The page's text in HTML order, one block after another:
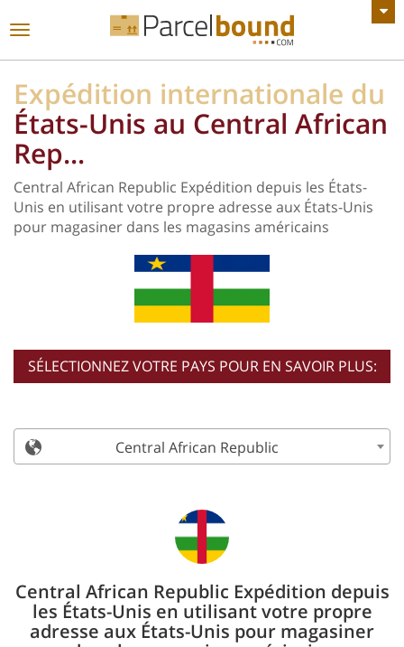
VOIR TOUTES LES ANNONCES
Basculer
Expédition internationale du
États-Unis au Central African
Rep...
Central African Republic Expédition depuis les États-
Unis en utilisant votre propre adresse aux États-Unis
pour magasiner dans les magasins américains
SÉLECTIONNEZ VOTRE PAYS POUR EN SAVOIR PLUS:
Central African Republic
Central African Republic Expédition depuis
les États-Unis en utilisant votre propre
adresse aux États-Unis pour magasiner